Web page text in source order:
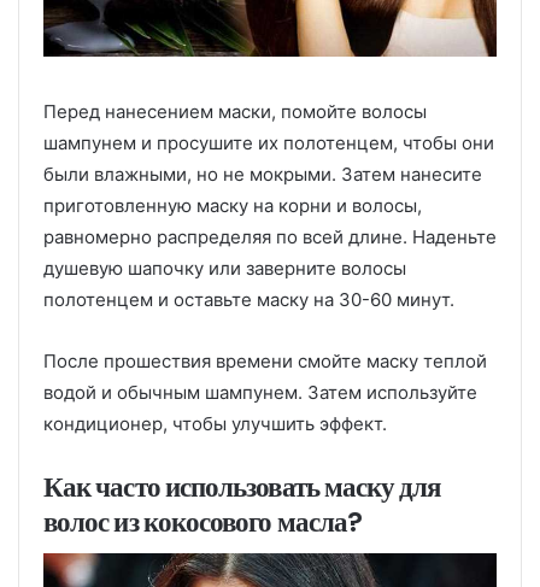
Перед нанесением маски, помойте волосы
шампунем и просушите их полотенцем, чтобы они
были влажными, но не мокрыми. Затем нанесите
приготовленную маску на корни и волосы,
равномерно распределяя по всей длине. Наденьте
душевую шапочку или заверните волосы
полотенцем и оставьте маску на 30-60 минут.
После прошествия времени смойте маску теплой
водой и обычным шампунем. Затем используйте
кондиционер, чтобы улучшить эффект.
Как часто использовать маску для
волос из кокосового масла?